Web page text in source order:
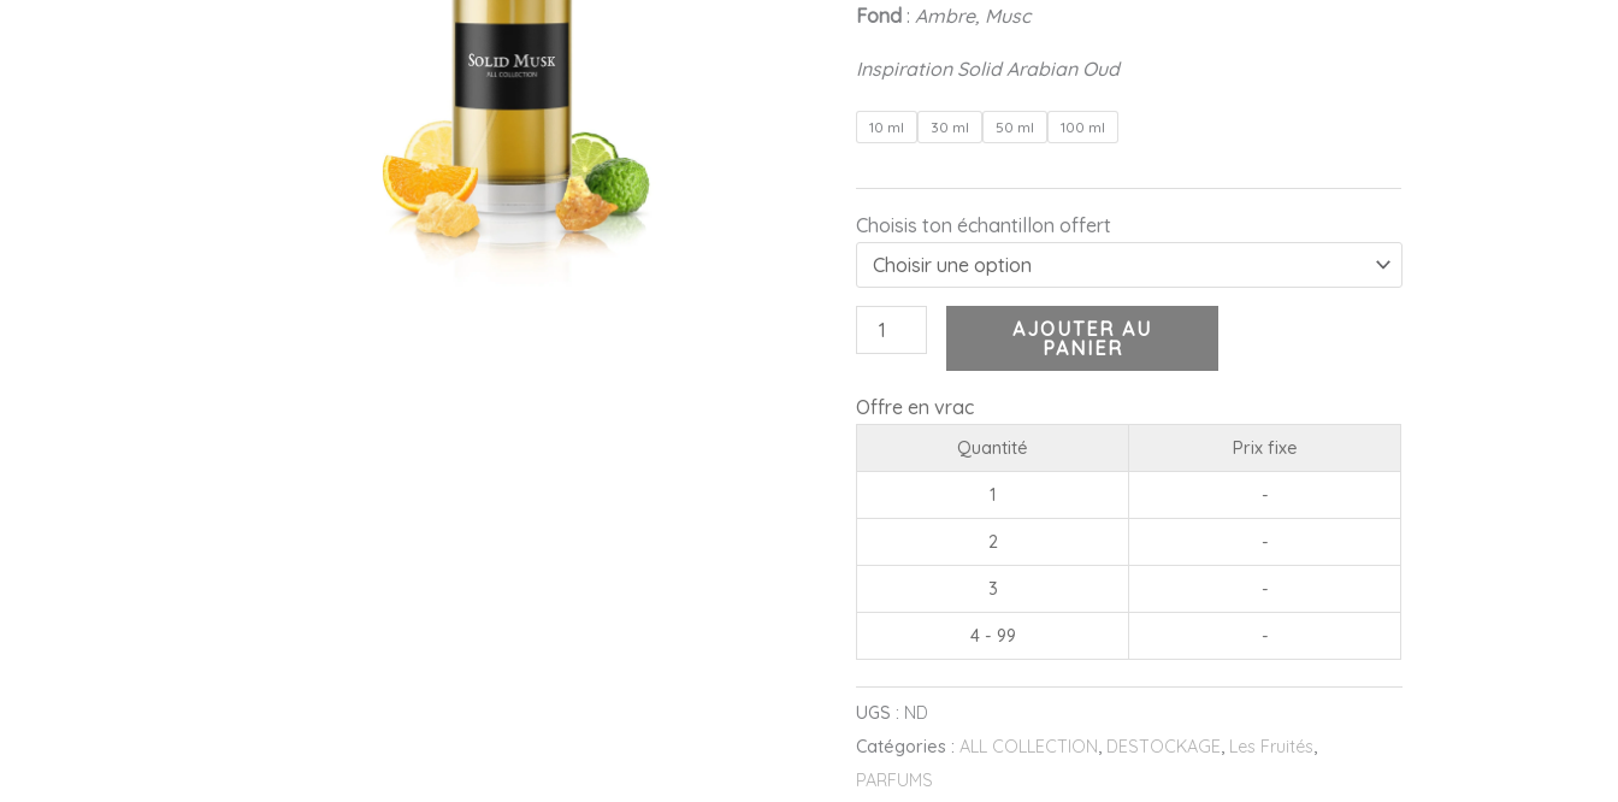
Fond :Ambre, Musc
Inspiration Solid Arabian Oud
10 ml 30 ml 50 ml 100 ml
Choisis ton échantillon offert
AJOUTER AU
PANIER
Offre en vrac
Quantité Prix fixe
1 -
2 -
3 -
4 - 99 -
UGS : ND
Catégories :ALL COLLECTION, DESTOCKAGE, Les Fruités,
PARFUMS